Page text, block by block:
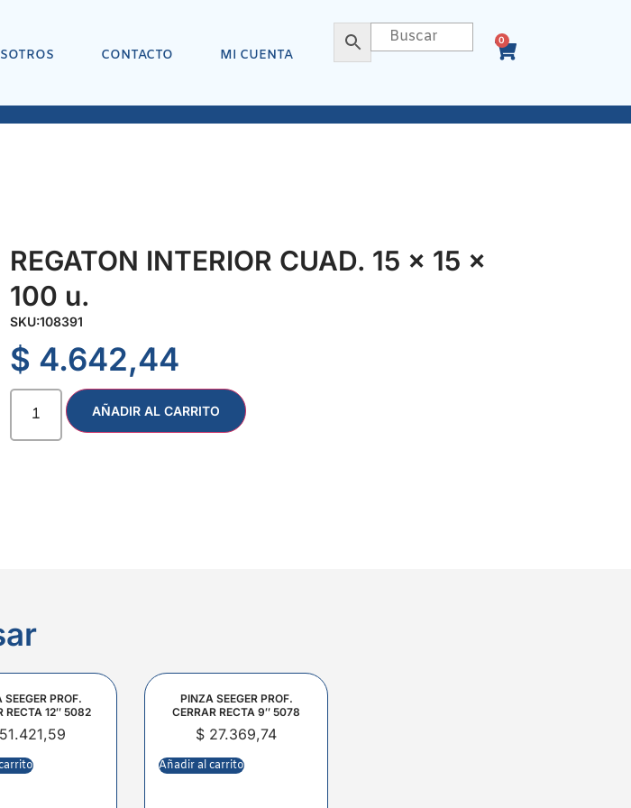
CONTACTO MI CUENTA
0
REGATON INTERIOR CUAD. 15 x 15 x
100 u.
SKU:108391
$ 4.642,44
AÑADIR AL CARRITO
SEEGER PROF.
RECTA 12″ 5082
PINZA SEEGER PROF.
CERRAR RECTA 9″ 5078
$ 27.369,74
Añadir al carrito